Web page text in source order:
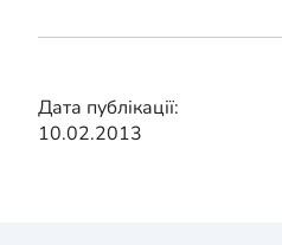
Дата публікації:
10.02.2013